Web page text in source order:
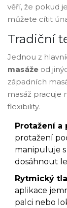
věří, že pokud
můžete cítit
Tradiční
Jednou z
masáže od
západních
masáž pracuje
flexibility.
Protažení a
protažení
manipuluje
dosáhnout
Rytmický
aplikace
palci nebo